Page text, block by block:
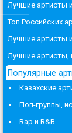
Лучшие артисты
Топ Российских
Лучшие артисты
Лучшие артисты,
Популярные
Казахские
Поп-группы,
Rap и R&B